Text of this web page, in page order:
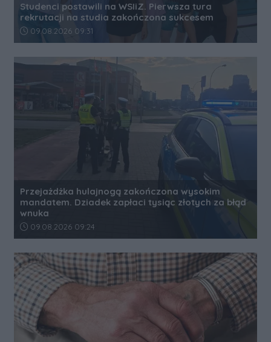
Studenci postawili na WSIiZ. Pierwsza tura
rekrutacji na studia zakończona sukcesem
Data dodania artykułu:
09.08.2026 09:31
Przejażdżka hulajnogą zakończona wysokim
mandatem. Dziadek zapłaci tysiąc złotych za błąd
wnuka
Data dodania artykułu:
09.08.2026 09:24